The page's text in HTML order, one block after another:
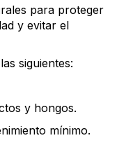
para proteger
y evitar el
siguientes:
y hongos.
mínimo.